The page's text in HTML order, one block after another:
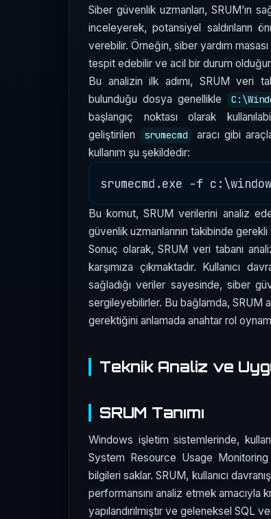
Siber güvenlik uzmanları, SRUM’ın
inceleyerek, potansiyel saldırıların
verebilir. Örneğin, siber yardım
tespit edebilir ve acil bir durum
Bu analizin ilk adımı, SRUM veri
bulunduğu dosya genellikle
başlangıç noktası olarak
geliştirilen
srumecmd
aracı gibi
kullanım şu şekildedir:
Bu komut, SRUM verilerini analiz
güvenlik uzmanlarının takibinde
Sonuç olarak, SRUM veri tabanı
karşımıza çıkmaktadır. Kullanıcı
sağladığı veriler sayesinde, siber
sergileyebilirler. Bu bağlamda, SRUM
gerektiğini anlamada anahtar rol
Teknik Analiz ve
SRUM Tanımı
Windows işletim sistemlerinde,
System Resource Usage Monitoring
bilgileri saklar. SRUM, kullanıcı
performansını analiz etmek amacıyla
yapılandırılmıştır ve geleneksel SQL